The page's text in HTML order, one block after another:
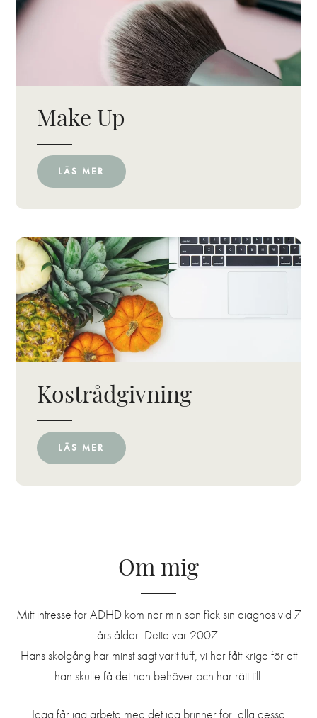
Make Up
LÄS MER
Kostrådgivning
LÄS MER
Om mig
Mitt intresse för ADHD kom när min son fick sin diagnos vid 7
års ålder. Detta var 2007.
Hans skolgång har minst sagt varit tuff, vi har fått kriga för att
han skulle få det han behöver och har rätt till.
Idag får jag arbeta med det jag brinner för, alla dessa